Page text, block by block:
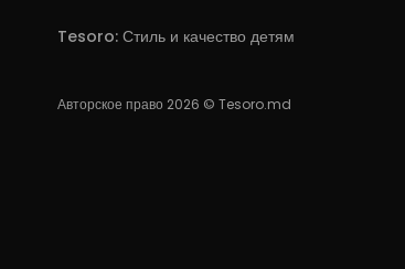
Tesoro: Стиль и качество детям
Авторское право 2026 © Tesoro.md